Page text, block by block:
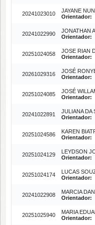
20241023010
JAYANE
Orientador:
20241022990
JONATHAN
Orientador:
20251024058
JOSE RIAN
Orientador:
20261029316
JOSÉ
Orientador:
20251024085
JOSÉ
Orientador:
20241022891
JULIANA DA
Orientador:
20251024586
KAREN
Orientador:
20251024129
LEYDSON
Orientador:
20251024174
LUCAS
Orientador:
20241022908
MARCIA
Orientador:
20251025940
MARIA
Orientador: